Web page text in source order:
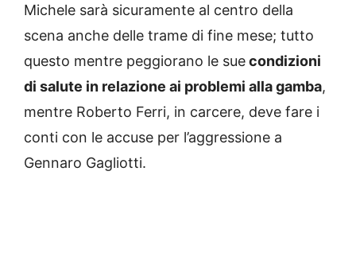
Michele sarà sicuramente al centro della
scena anche delle trame di fine mese; tutto
questo mentre peggiorano le suecondizioni
di salute in relazione ai problemi alla gamba,
mentre Roberto Ferri, in carcere, deve fare i
conti con le accuse per l’aggressione a
Gennaro Gagliotti.